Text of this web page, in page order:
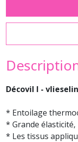
Décovil I -
* Entoilage
* Grande
* Les tissus